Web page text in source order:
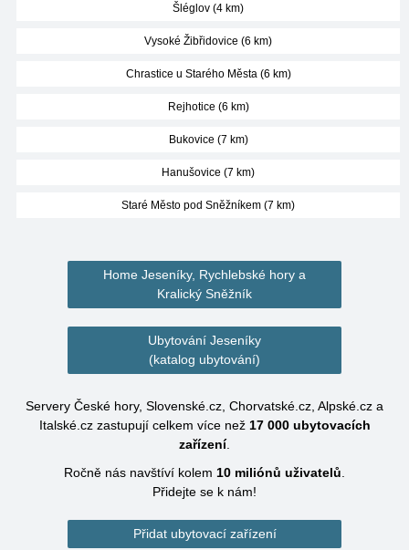
Šléglov (4 km)
Vysoké Žibřidovice (6 km)
Chrastice u Starého Města (6 km)
Rejhotice (6 km)
Bukovice (7 km)
Hanušovice (7 km)
Staré Město pod Sněžníkem (7 km)
Home Jeseníky, Rychlebské hory a
Kralický Sněžník
Ubytování Jeseníky
(katalog ubytování)
Servery České hory, Slovenské.cz, Chorvatské.cz, Alpské.cz a
Italské.cz zastupují celkem více než 17 000ubytovacích
zařízení.
Ročně nás navštíví kolem 10 miliónů uživatelů
Přidejte se k nám!
Přidat ubytovací zařízení